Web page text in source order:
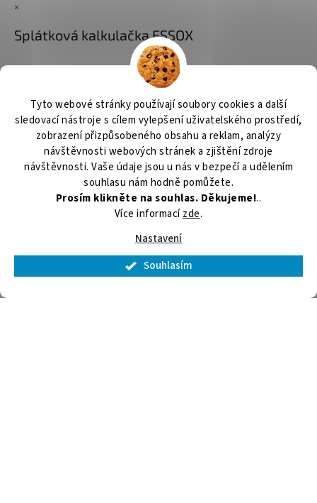
Tyto webové stránky používají soubory cookies a další
sledovací nástroje s cílem vylepšení uživatelského prostředí,
zobrazení přizpůsobeného obsahu a reklam, analýzy
návštěvnosti webových stránek a zjištění zdroje
návštěvnosti. Vaše údaje jsou u nás v bezpečí a udělením
souhlasu nám hodně pomůžete.
Prosím klikněte na souhlas. Děkujeme!..
Více informacízde.
Nastavení
Souhlasím
×
Splátková kalkulačka ESSOX